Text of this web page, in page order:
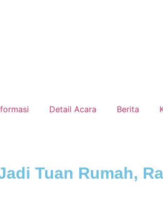
Detail Acara Berita
Tuan Rumah,